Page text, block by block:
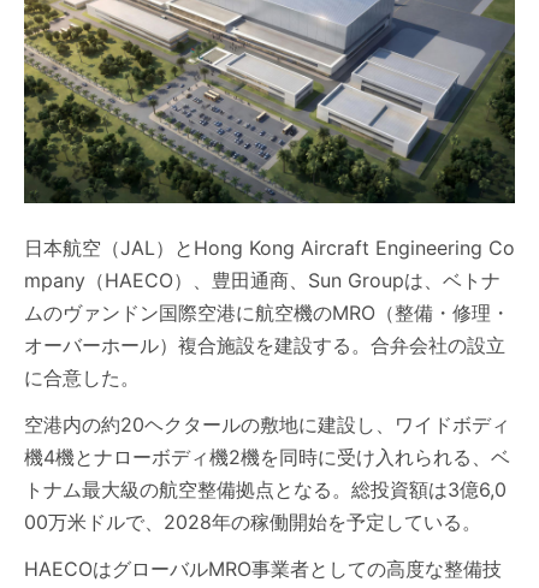
日本航空（JAL）とHong Kong Aircraft Engineering Co
mpany（HAECO）、豊田通商、Sun Groupは、ベトナ
ムのヴァンドン国際空港に航空機のMRO（整備・修理・
オーバーホール）複合施設を建設する。合弁会社の設立
に合意した。
空港内の約20ヘクタールの敷地に建設し、ワイドボディ
機4機とナローボディ機2機を同時に受け入れられる、ベ
トナム最大級の航空整備拠点となる。総投資額は3億6,0
00万米ドルで、2028年の稼働開始を予定している。
HAECOはグローバルMRO事業者としての高度な整備技